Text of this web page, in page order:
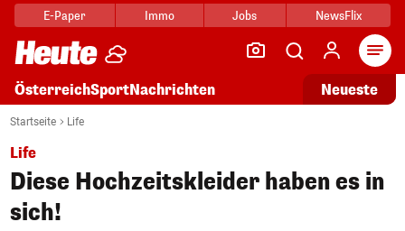
E-Paper Immo Jobs NewsFlix
ÖsterreichSportNachrichten Neueste
Startseite Life
Life
Diese Hochzeitskleider haben es in
sich!